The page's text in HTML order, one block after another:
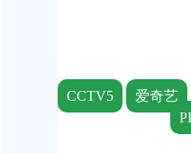
CCTV5 爱奇艺